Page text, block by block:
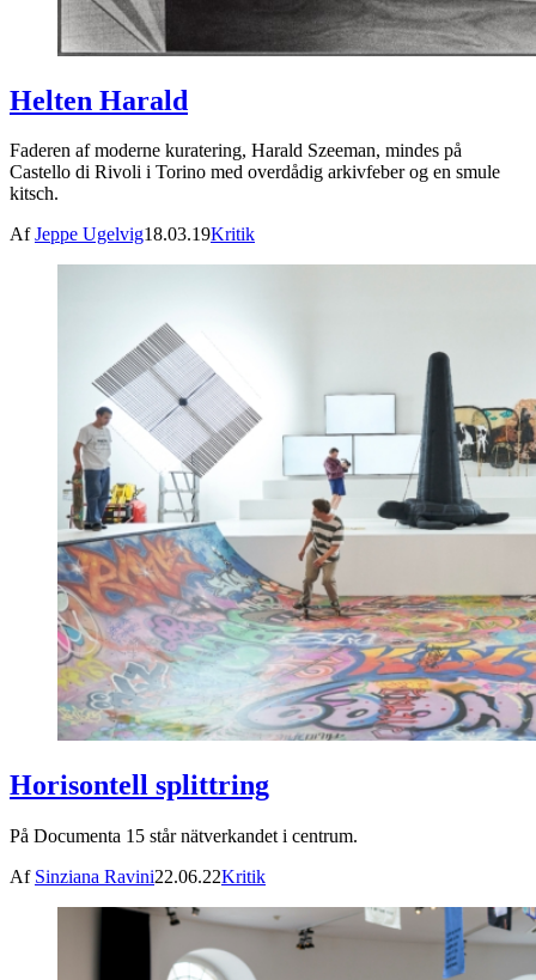
Helten Harald
Faderen af moderne kuratering, Harald Szeeman, mindes på
Castello di Rivoli i Torino med overdådig arkivfeber og en smule
kitsch.
AfJeppe Ugelvig18.03.19Kritik
Horisontell splittring
På Documenta 15 står nätverkandet i centrum.
Af Sinziana Ravini22.06.22Kritik